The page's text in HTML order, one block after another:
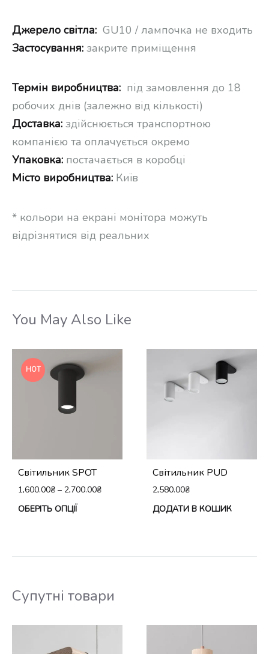
Джерело світла: GU10 / лампочка не входить
Застосування: закрите приміщення
Термін виробництва: під замовлення до 18
робочих днів (залежно від кількості)
Доставка: здійснюється транспортною
компанією та оплачується окремо
Упаковка: постачається в коробці
Місто виробництва: Київ
* кольори на екрані монітора можуть
відрізнятися від реальних
You May Also Like
HOT
Світильник SPOT
1,600.00₴ – 2,700.00₴
ОБЕРІТЬ ОПЦІЇ
кілька
вибрати
Світильник PUD
2,580.00₴
ДОДАТИ В КОШИК
Супутні товари